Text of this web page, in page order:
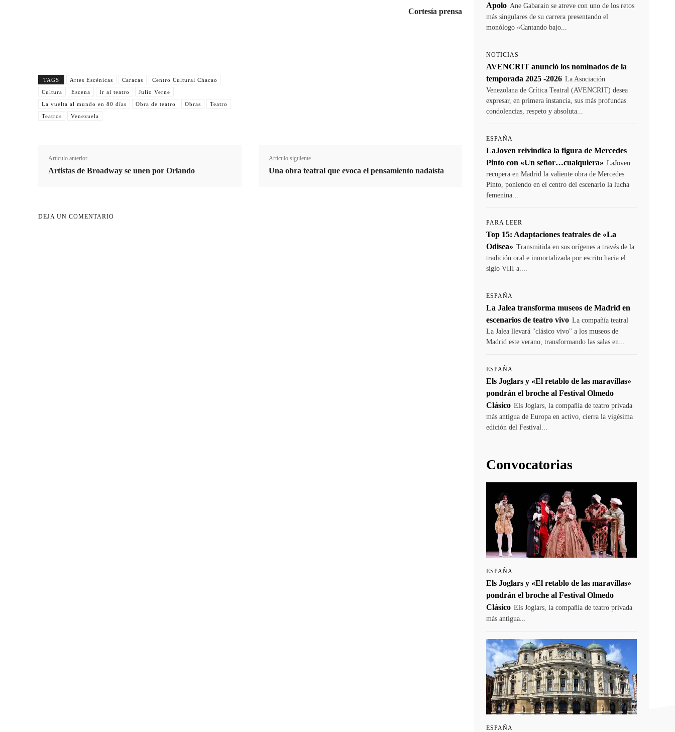
Cortesía prensa
TAGS Artes Escénicas Caracas
Centro Cultural Chacao
Cultura
Escena Ir al teatro
Julio Verne
La vuelta al mundo en 80 días
Obra de teatro Obras
Teatro
Teatros
Venezuela
Artículo anterior
Artistas de Broadway se unen por Orlando
Artículo siguiente
Una obra teatral que evoca el pensamiento nadaísta
DEJA UN COMENTARIO
Apolo Ane Gabarain se atreve con uno de los retos
más singulares de su carrera presentando el
monólogo «Cantando bajo...
NOTICIAS
AVENCRIT anunció los nominados de la
temporada 2025 -2026 La Asociación
Venezolana de Crítica Teatral (AVENCRIT) desea
expresar, en primera instancia, sus más profundas
condolencias, respeto y absoluta...
ESPAÑA
LaJoven reivindica la figura de Mercedes
Pinto con «Un señor…cualquiera» LaJoven
recupera en Madrid la valiente obra de Mercedes
Pinto, poniendo en el centro del escenario la lucha
femenina...
PARA LEER
Top 15: Adaptaciones teatrales de «La
Odisea» Transmitida en sus orígenes a través de la
tradición oral e inmortalizada por escrito hacia el
siglo VIII a....
ESPAÑA
La Jalea transforma museos de Madrid en
escenarios de teatro vivo La compañía teatral
La Jalea llevará "clásico vivo" a los museos de
Madrid este verano, transformando las salas en...
ESPAÑA
Els Joglars y «El retablo de las maravillas»
pondrán el broche al Festival Olmedo
Clásico Els Joglars, la compañía de teatro privada
más antigua de Europa en activo, cierra la vigésima
edición del Festival...
Convocatorias
ESPAÑA
Els Joglars y «El retablo de las maravillas»
pondrán el broche al Festival Olmedo
Clásico Els Joglars, la compañía de teatro privada
más antigua...
ESPAÑA